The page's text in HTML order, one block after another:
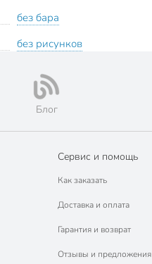
без бара
без рисунков
Блог
Сервис и помощь
Как заказать
Доставка и оплата
Гарантия и возврат
Отзывы и предложения